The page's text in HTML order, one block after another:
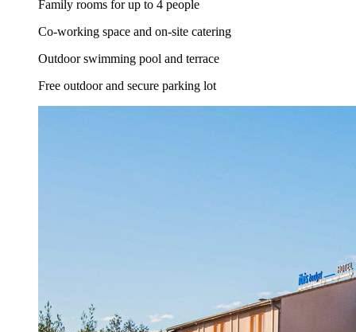
Family rooms for up to 4 people
Co-working space and on-site catering
Outdoor swimming pool and terrace
Free outdoor and secure parking lot